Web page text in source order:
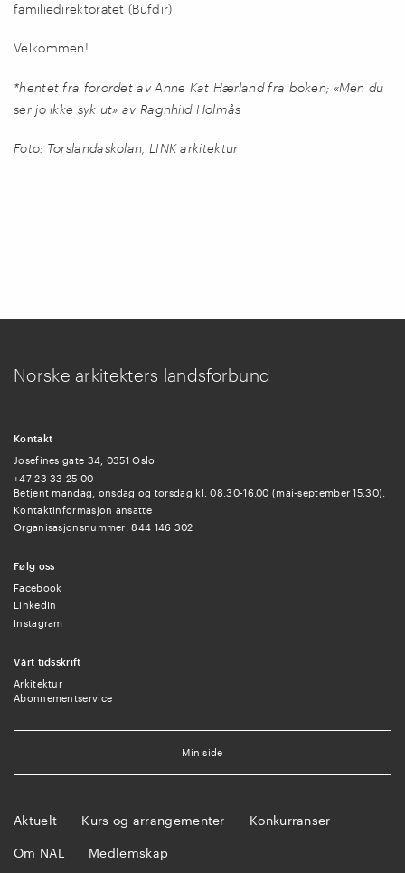
familiedirektoratet (Bufdir)
Velkommen!
*hentet fra forordet av Anne Kat Hærland fra boken; «Men du
ser jo ikke syk ut» av Ragnhild Holmås
Foto: Torslandaskolan, LINK arkitektur
Norske arkitekters landsforbund
Kontakt
Josefines gate 34, 0351 Oslo
+47 23 33 25 00
Betjent mandag, onsdag og torsdag kl. 08.30-16.00 (mai-september 15.30).
Kontaktinformasjon ansatte
Organisasjonsnummer: 844 146 302
Følg oss
Facebook
LinkedIn
Instagram
Vårt tidsskrift
Arkitektur
Abonnementservice
Min side
Aktuelt Kurs og arrangementer Konkurranser
Om NAL Medlemskap